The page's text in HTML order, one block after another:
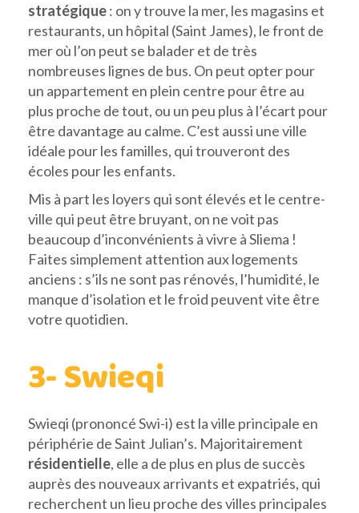
stratégique: on y trouve la mer, les magasins et
restaurants, un hôpital (Saint James), le front de
mer où l’on peut se balader et de très
nombreuses lignes de bus. On peut opter pour
un appartement en plein centre pour être au
plus proche de tout, ou un peu plus à l’écart pour
être davantage au calme. C’est aussi une ville
idéale pour les familles, qui trouveront des
écoles pour les enfants.
Mis à part les loyers qui sont élevés et le centre-
ville qui peut être bruyant, on ne voit pas
beaucoup d’inconvénients à vivre à Sliema !
Faites simplement attention aux logements
anciens : s’ils ne sont pas rénovés, l’humidité, le
manque d’isolation et le froid peuvent vite être
votre quotidien.
3- Swieqi
Swieqi (prononcé Swi-i) est la ville principale en
périphérie de Saint Julian’s. Majoritairement
résidentielle, elle a de plus en plus de succès
auprès des nouveaux arrivants et expatriés, qui
recherchent un lieu proche des villes principales